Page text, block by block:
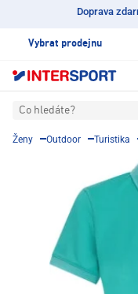
Doprava
Vybrat prodejnu
Co hledáte?
Ženy Outdoor Turistika